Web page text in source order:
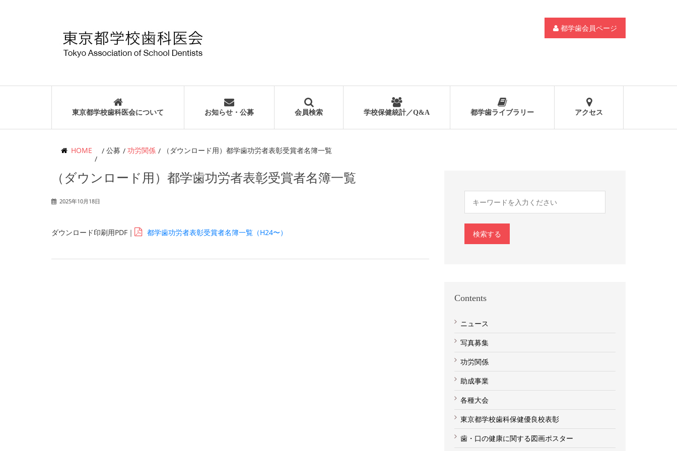
都学歯会員ページ
東京都学校歯科医会について お知らせ・公募 会員検索 学校保健統計／Q&A 都学歯ライブラリー アクセス
HOME 公募 功労関係 （ダウンロード用）都学歯功労者表彰受賞者名簿一覧
（ダウンロード用）都学歯功労者表彰受賞者名簿一覧
2025年10月18日
ダウンロード印刷用PDF｜ 都学歯功労者表彰受賞者名簿一覧（H24〜） 検索する
Contents
ニュース
写真募集
功労関係
助成事業
各種大会
東京都学校歯科保健優良校表彰
歯・口の健康に関する図画ポスター